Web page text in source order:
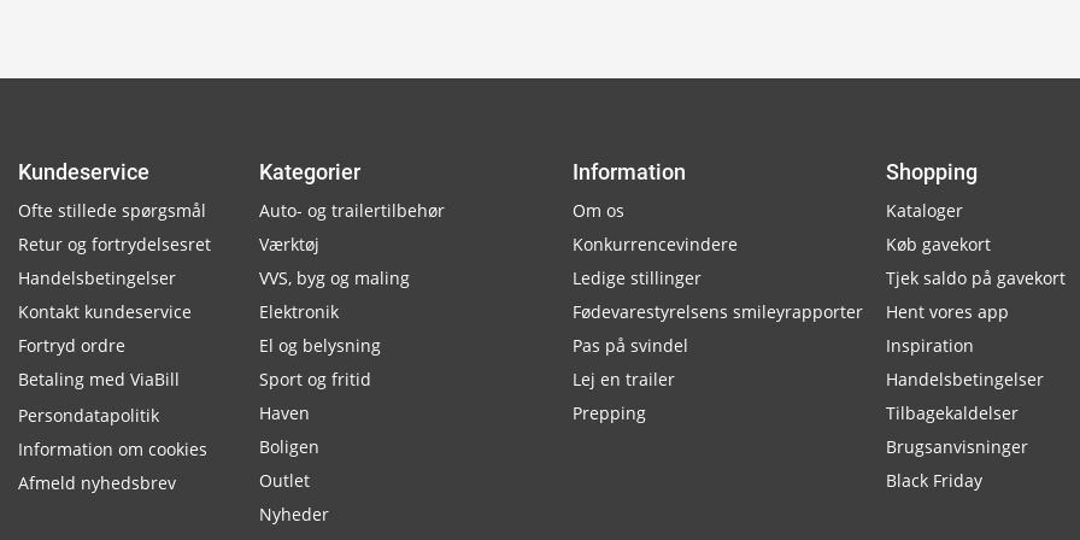
Kundeservice
Ofte stillede spørgsmål
Retur og fortrydelsesret
Handelsbetingelser
Kontakt kundeservice
Fortryd ordre
Betaling med ViaBill
Persondatapolitik
Information om cookies
Afmeld nyhedsbrev
Kategorier
Auto- og trailertilbehør
Værktøj
VVS, byg og maling
Elektronik
El og belysning
Sport og fritid
Haven
Boligen
Outlet
Nyheder
Information
Om os
Konkurrencevindere
Ledige stillinger
Fødevarestyrelsens smileyrapporter
Pas på svindel
Lej en trailer
Prepping
Shopping
Kataloger
Køb gavekort
Tjek saldo på gavekort
Hent vores app
Inspiration
Handelsbetingelser
Tilbagekaldelser
Brugsanvisninger
Black Friday